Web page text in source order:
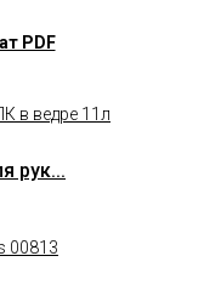
PDF
рук...